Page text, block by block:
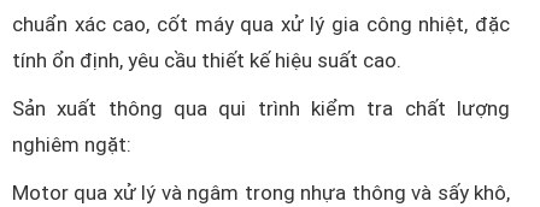
chuẩn xác cao, cốt máy qua xử lý gia công nhiệt, đặc
tính ổn định, yêu cầu thiết kế hiệu suất cao.
Sản xuất thông qua qui trình kiểm tra chất lượng
nghiêm ngặt:
Motor qua xử lý và ngâm trong nhựa thông và sấy khô,